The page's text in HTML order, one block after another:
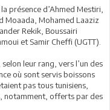
présence d’Ahmed Mestiri,
Moaada, Mohamed Laaziz
Rekik, Boussairi
et Samir Cheffi (UGTT).
leur rang, vers l’un des
où sont servis boissons
pas tous tunisiens,
notamment, offerts par des